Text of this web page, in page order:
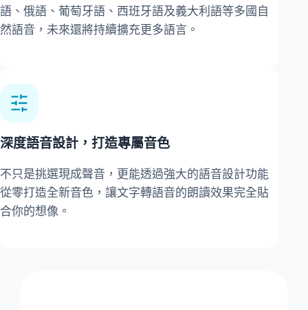
語、俄語、葡萄牙語、西班牙語及義大利語等多國自
然語音，未來還將持續擴充更多語言。
深度語音設計，打造專屬音色
不只是挑選現成聲音，更能透過強大的語音設計功能
從零打造全新音色，讓文字轉語音的朗讀效果完全貼
合你的想像。